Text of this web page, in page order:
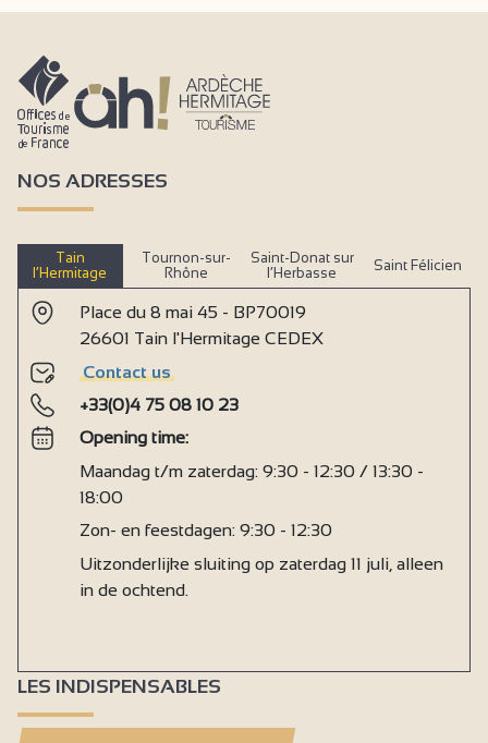
NOS ADRESSES
Tain
l’Hermitage
Tournon-sur-
Rhône
Saint-Donat sur
l’Herbasse
Saint Félicien
Place du 8 mai 45 - BP70019
26601 Tain l'Hermitage CEDEX
Contact us
+33(0)4 75 08 10 23
Opening time:
Maandag t/m zaterdag: 9:30 - 12:30 / 13:30 -
18:00
Zon- en feestdagen: 9:30 - 12:30
Uitzonderlijke sluiting op zaterdag 11 juli, alleen
in de ochtend.
LES INDISPENSABLES